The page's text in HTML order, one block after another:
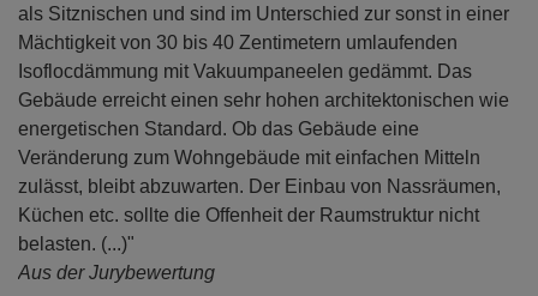
als Sitznischen und sind im Unterschied zur sonst in einer
Mächtigkeit von 30 bis 40 Zentimetern umlaufenden
Isoflocdämmung mit Vakuumpaneelen gedämmt. Das
Gebäude erreicht einen sehr hohen architektonischen wie
energetischen Standard. Ob das Gebäude eine
Veränderung zum Wohngebäude mit einfachen Mitteln
zulässt, bleibt abzuwarten. Der Einbau von Nassräumen,
Küchen etc. sollte die Offenheit der Raumstruktur nicht
belasten. (...)"
Aus der Jurybewertung